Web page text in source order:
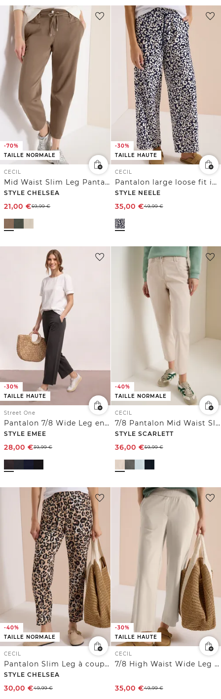
-70%
TAILLE NORMALE
CECIL
Mid Waist Slim Leg Pantalon Loose Fit
STYLE CHELSEA
21,00 €69,99€
-30%
TAILLE HAUTE
CECIL
Pantalon large loose fit imprimé léopard
STYLE NEELE
35,00 €49,99€
-30%
TAILLE HAUTE
Street One
Pantalon 7/8 Wide Leg en Loose Fit
STYLE EMEE
28,00 €39,99€
-40%
TAILLE NORMALE
CECIL
7/8 Pantalon Mid Waist Slim Leg en Casual Fit
STYLE SCARLETT
36,00 €59,99€
-40%
TAILLE NORMALE
CECIL
Pantalon Slim Leg à coupe ample avec motif léopard
STYLE CHELSEA
30,00 €49,99€
-30%
TAILLE HAUTE
CECIL
7/8 High Waist Wide Leg Pantalon Loose Fit
35,00 €49,99€